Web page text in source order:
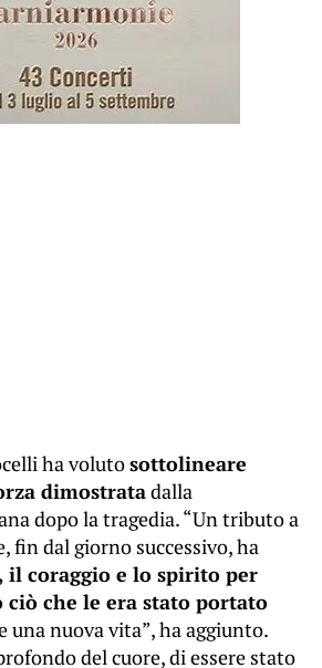
ha volutosottolineare
dimostratadalla
dopo la tragedia. “Un tributo a
fin dal giorno successivo, ha
il coraggio e lo spirito per
che le era stato portato
una nuova vita”, ha aggiunto.
del cuore, di essere stato